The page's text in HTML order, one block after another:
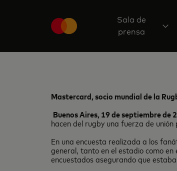
Sala de
prensa
Mastercard, socio mundial de la
Buenos Aires, 19 de septiembre de
hacen del rugby una fuerza de
En una encuesta realizada a los
general, tanto en el estadio como
encuestados asegurando que